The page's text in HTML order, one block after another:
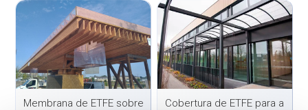
Membrana de ETFE sobre
Cobertura de ETFE para a